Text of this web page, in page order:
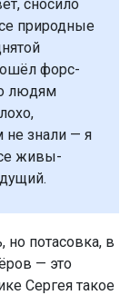
сносило
природные
форс-
людям
не знали — я
живы-
потасовка, в
— это
Сергея такое